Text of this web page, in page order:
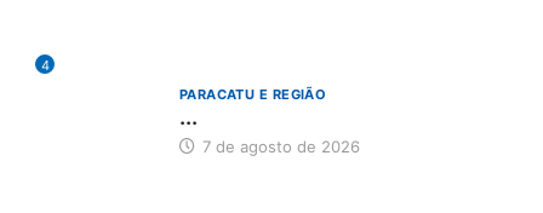
4
PARACATU E REGIÃO
...
7 de agosto de 2026